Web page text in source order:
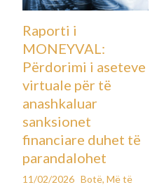
Raporti i
MONEYVAL:
Përdorimi i aseteve
virtuale për të
anashkaluar
sanksionet
financiare duhet të
parandalohet
11/02/2026 Botë,Më të